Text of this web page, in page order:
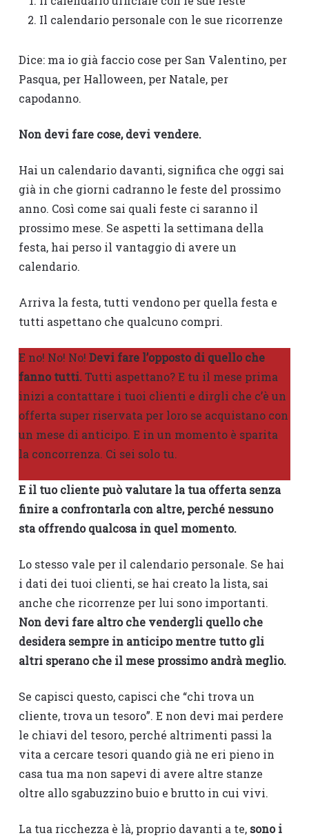
Il calendario personale con le sue ricorrenze
Dice: ma io già faccio cose per San Valentino, per
Pasqua, per Halloween, per Natale, per
capodanno.
Non devi fare cose, devi vendere.
Hai un calendario davanti, significa che oggi sai
già in che giorni cadranno le feste del prossimo
anno. Così come sai quali feste ci saranno il
prossimo mese. Se aspetti la settimana della
festa, hai perso il vantaggio di avere un
calendario.
Arriva la festa, tutti vendono per quella festa e
tutti aspettano che qualcuno compri.
E no! No! No! Devi fare l’opposto di quello che
fanno tutti.Tutti aspettano? E tu il mese prima
inizi a contattare i tuoi clienti e dirgli che c’è un
offerta super riservata per loro se acquistano con
un mese di anticipo. E in un momento è sparita
la concorrenza. Ci sei solo tu.
E il tuo cliente può valutare la tua offerta senza
finire a confrontarla con altre, perché nessuno
sta offrendo qualcosa in quel momento.
Lo stesso vale per il calendario personale. Se hai
i dati dei tuoi clienti, se hai creato la lista, sai
anche che ricorrenze per lui sono importanti.
Non devi fare altro che vendergli quello che
desidera sempre in anticipo mentre tutto gli
altri sperano che il mese prossimo andrà meglio.
Se capisci questo, capisci che “chi trova un
cliente, trova un tesoro”. E non devi mai perdere
le chiavi del tesoro, perché altrimenti passi la
vita a cercare tesori quando già ne eri pieno in
casa tua ma non sapevi di avere altre stanze
oltre allo sgabuzzino buio e brutto in cui vivi.
La tua ricchezza è là, proprio davanti a te, sono i